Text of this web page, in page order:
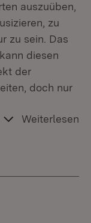
auszuüben,
zu
zu sein. Das
diesen
der
doch nur
Weiterlesen